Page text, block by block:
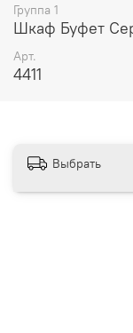
-
Группа 1
Шкаф Буфет
Арт.
4411
Выбрать